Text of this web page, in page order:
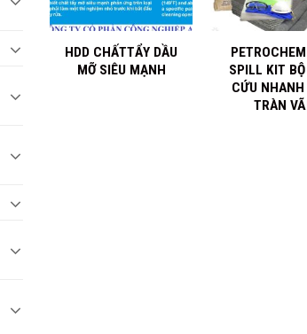
+
HDD CHẤTTẨY DẦU
MỠ SIÊU MẠNH
+
SPILL KIT
CỨU NHANH
TRÀN VÃI